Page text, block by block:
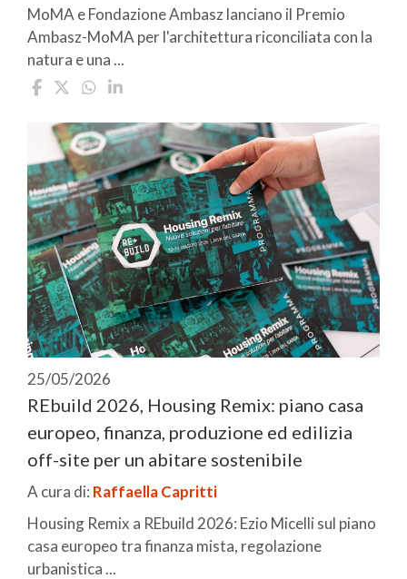
MoMA e Fondazione Ambasz lanciano il Premio
Ambasz-MoMA per l'architettura riconciliata con la
natura e una ...
25/05/2026
REbuild 2026, Housing Remix: piano casa
europeo, finanza, produzione ed edilizia
off-site per un abitare sostenibile
A cura di: Raffaella Capritti
Housing Remix a REbuild 2026: Ezio Micelli sul piano
casa europeo tra finanza mista, regolazione
urbanistica ...